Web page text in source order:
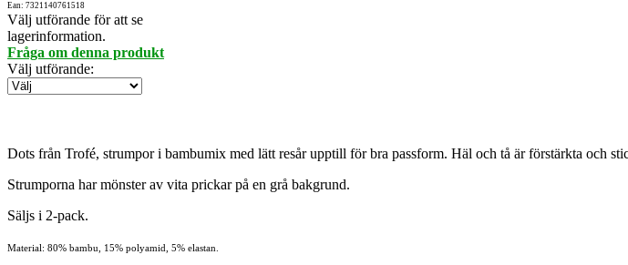
Ean: 7321140761518
Välj utförande för att se
lagerinformation.
Fråga om denna produkt
Välj utförande:
Dots från Trofé, strumpor i bambumix med lätt resår upptill för bra passform. Häl och tå är förstärkta och
Strumporna har mönster av vita prickar på en grå bakgrund.
Säljs i 2-pack.
Material: 80% bambu, 15% polyamid, 5% elastan.